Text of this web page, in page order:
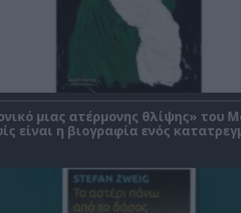
μιας ατέρμονης θλίψης» του
είναι η βιογραφία ενός